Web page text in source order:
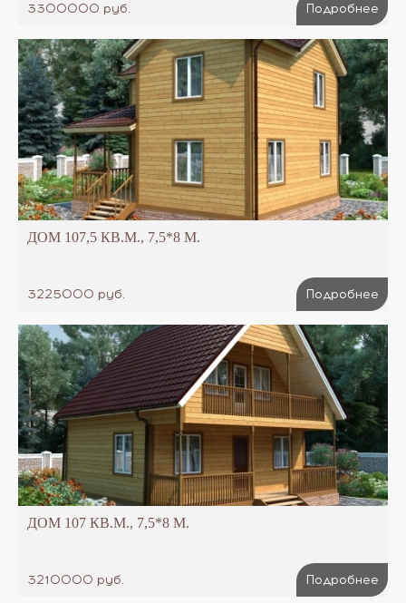
3300000 руб. Подробнее
ДОМ 107,5 КВ.М., 7,5*8 М.
3225000 руб. Подробнее
ДОМ 107 КВ.М., 7,5*8 М.
3210000 руб. Подробнее